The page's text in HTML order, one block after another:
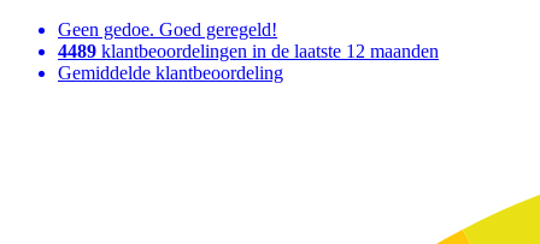
Geen gedoe. Goed geregeld!
4489 klantbeoordelingen in de laatste 12 maanden
Gemiddelde klantbeoordeling